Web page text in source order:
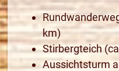
km)
Stirbergteich
Aussichtsturm